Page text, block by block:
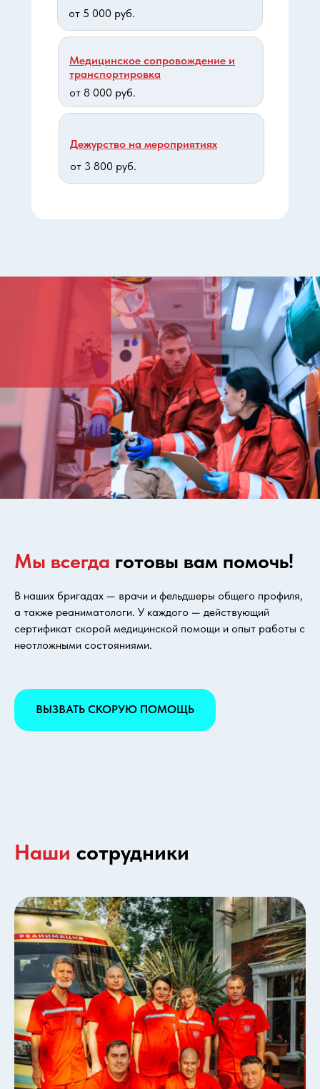
от 5 000 руб.
Медицинское сопровождение и
транспортировка
от 8 000 руб.
Дежурство на мероприятиях
от 3 800 руб.
Мы всегда готовы вам помочь!
В наших бригадах — врачи и фельдшеры общего профиля,
а также реаниматологи. У каждого — действующий
сертификат скорой медицинской помощи и опыт работы с
неотложными состояниями.
ВЫЗВАТЬ СКОРУЮ ПОМОЩЬ
Наши сотрудники